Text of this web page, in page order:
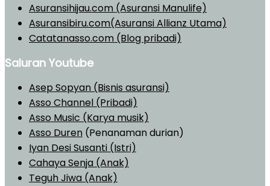
Asuransihijau.com (Asuransi Manulife)
Asuransibiru.com(Asuransi Allianz Utama)
Catatanasso.com (Blog pribadi)
Saluran Youtube
Asep Sopyan (Bisnis asuransi)
Asso Channel (Pribadi)
Asso Music (Karya musik)
Asso Duren (Penanaman durian)
Iyan Desi Susanti (Istri)
Cahaya Senja (Anak)
Teguh Jiwa (Anak)